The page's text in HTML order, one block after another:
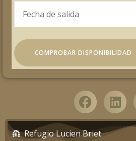
Refugio Lucien Briet.